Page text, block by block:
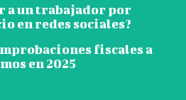
a un trabajador por
en redes sociales?
fiscales a
en 2025